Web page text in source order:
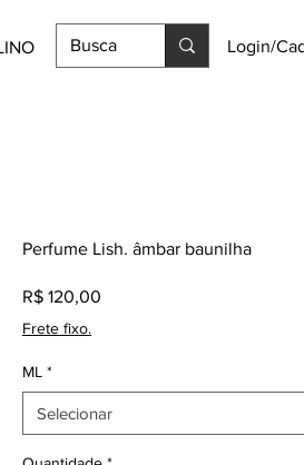
Login/
Perfume Lish. âmbar baunilha
R$ 120,00
Frete fixo.
ML *
Selecionar